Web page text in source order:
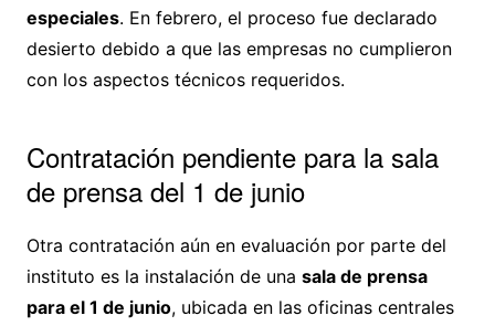
especiales. En febrero, el proceso fue declarado
desierto debido a que las empresas no cumplieron
con los aspectos técnicos requeridos.
Contratación pendiente para la sala
de prensa del 1 de junio
Otra contratación aún en evaluación por parte del
instituto es la instalación de una sala de prensa
para el 1 de junio, ubicada en las oficinas centrales